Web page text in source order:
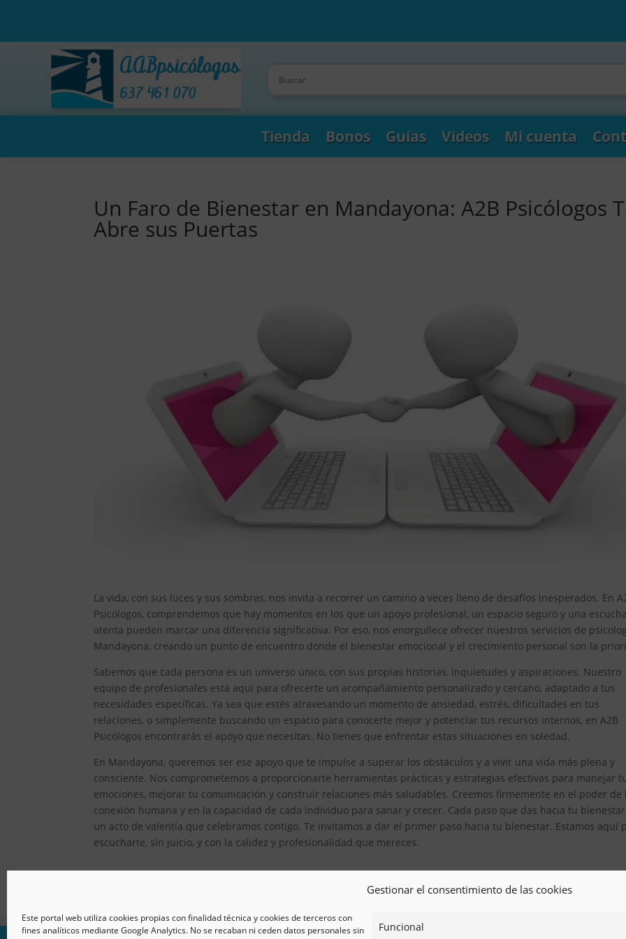
Gestionar el consentimiento de las cookies
Este portal web utiliza cookies propias con finalidad técnica y cookies de terceros con
fines analíticos mediante Google Analytics. No se recaban ni ceden datos personales sin
Funcional
Tienda Bonos Guías Videos Mi cuenta
Un Faro de Bienestar en Mandayona: A2B Psicólogos
Abre sus Puertas
La vida, con sus luces y sus sombras, nos invita a recorrer un camino a veces lleno de desafíos inesperados. En
Psicólogos, comprendemos que hay momentos en los que un apoyo profesional, un espacio seguro y una
atenta pueden marcar una diferencia significativa. Por eso, nos enorgullece ofrecer nuestros servicios de
Mandayona, creando un punto de encuentro donde el bienestar emocional y el crecimiento personal son la
Sabemos que cada persona es un universo único, con sus propias historias, inquietudes y aspiraciones. Nuestro
equipo de profesionales está aquí para ofrecerte un acompañamiento personalizado y cercano, adaptado a tus
necesidades específicas. Ya sea que estés atravesando un momento de ansiedad, estrés, dificultades en tus
relaciones, o simplemente buscando un espacio para conocerte mejor y potenciar tus recursos internos, en A2B
Psicólogos encontrarás el apoyo que necesitas. No tienes que enfrentar estas situaciones en soledad.
En Mandayona, queremos ser ese apoyo que te impulse a superar los obstáculos y a vivir una vida más plena y
consciente. Nos comprometemos a proporcionarte herramientas prácticas y estrategias efectivas para manejar
emociones, mejorar tu comunicación y construir relaciones más saludables. Creemos firmemente en el poder de
conexión humana y en la capacidad de cada individuo para sanar y crecer. Cada paso que das hacia tu
un acto de valentía que celebramos contigo. Te invitamos a dar el primer paso hacia tu bienestar. Estamos aquí
escucharte, sin juicio, y con la calidez y profesionalidad que mereces.